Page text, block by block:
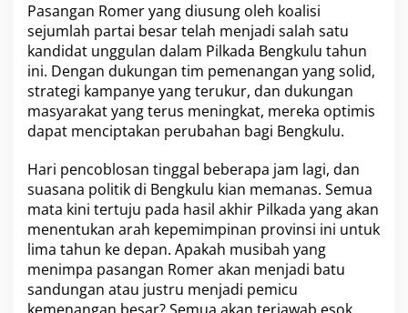
Pasangan Romer yang diusung oleh koalisi
sejumlah partai besar telah menjadi salah satu
kandidat unggulan dalam Pilkada Bengkulu tahun
ini. Dengan dukungan tim pemenangan yang solid,
strategi kampanye yang terukur, dan dukungan
masyarakat yang terus meningkat, mereka optimis
dapat menciptakan perubahan bagi Bengkulu.
Hari pencoblosan tinggal beberapa jam lagi, dan
suasana politik di Bengkulu kian memanas. Semua
mata kini tertuju pada hasil akhir Pilkada yang akan
menentukan arah kepemimpinan provinsi ini untuk
lima tahun ke depan. Apakah musibah yang
menimpa pasangan Romer akan menjadi batu
sandungan atau justru menjadi pemicu